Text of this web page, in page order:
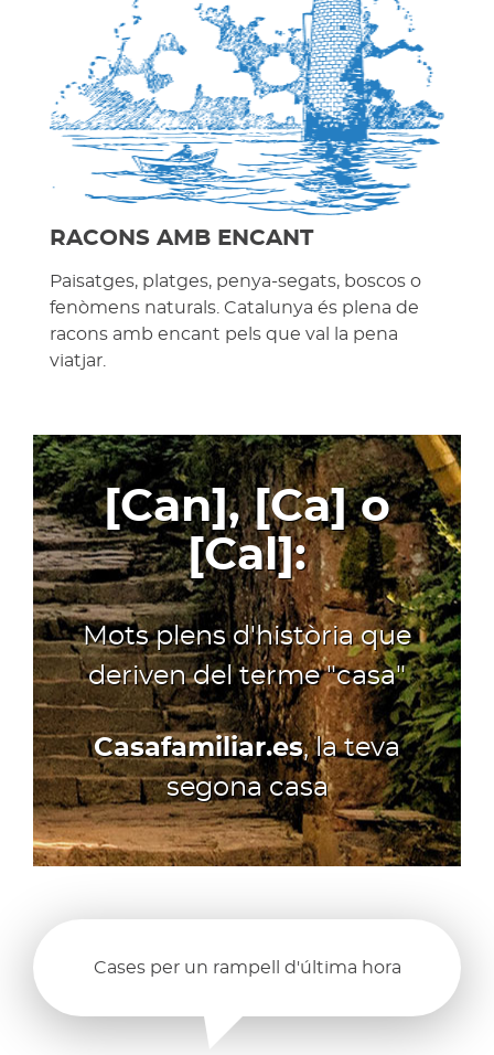
RACONS AMB ENCANT
Paisatges, platges, penya-segats, boscos o
fenòmens naturals. Catalunya és plena de
racons amb encant pels que val la pena
viatjar.
[Can], [Ca] o
[Cal]:
Mots plens d'història que
deriven del terme "casa"
Casafamiliar.es, la teva
segona casa
Cases per un rampell d'última hora